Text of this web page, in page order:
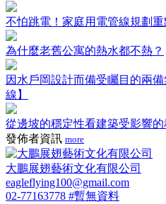
不怕跳電！家庭用電管線規劃重
為什麼老舊公寓的熱水都不熱？
因水戶岡設計而備受矚目的兩
線】
從邊坡的穩定性看建築受影響
發佈者資訊 more
大鵬展翅藝術文化有限公司
eagleflying100@gmail.com
02-77163778 #暫無資料